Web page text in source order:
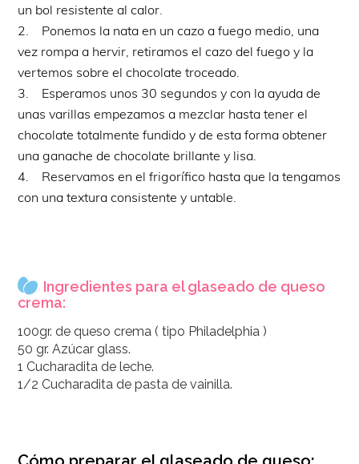
un bol resistente al calor.
2. Ponemos la nata en un cazo a fuego medio, una
vez rompa a hervir, retiramos el cazo del fuego y la
vertemos sobre el chocolate troceado.
3. Esperamos unos 30 segundos y con la ayuda de
unas varillas empezamos a mezclar hasta tener el
chocolate totalmente fundido y de esta forma obtener
una ganache de chocolate brillante y lisa.
4. Reservamos en el frigorífico hasta que la tengamos
con una textura consistente y untable.
Ingredientes para el glaseado de queso
crema:
100gr. de queso crema ( tipo Philadelphia )
50 gr. Azúcar glass.
1 Cucharadita de leche.
1/2 Cucharadita de pasta de vainilla.